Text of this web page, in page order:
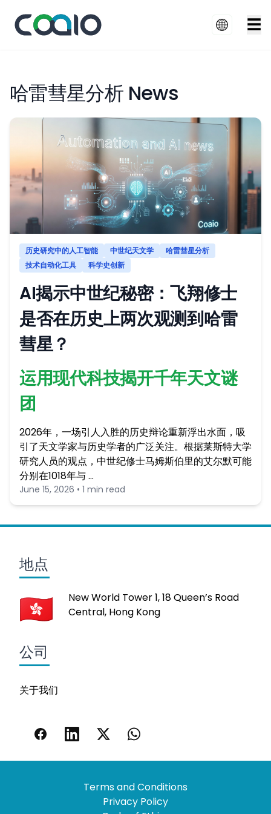
☰
哈雷彗星分析 News
历史研究中的人工智能 中世纪天文学
哈雷彗星分析
技术自动化工具
科学史创新
AI揭示中世纪秘密：飞翔修士
是否在历史上两次观测到哈雷
彗星？
运用现代科技揭开千年天文谜
团
2026年，一场引人入胜的历史辩论重新浮出水面，吸
引了天文学家与历史学者的广泛关注。根据莱斯特大学
研究人员的观点，中世纪修士马姆斯伯里的艾尔默可能
分别在1018年与 …
June 15, 2026 • 1 min read
地点
New World Tower 1, 18 Queen’s Road
Central, Hong Kong
公司
关于我们
Terms and Conditions
Privacy Policy